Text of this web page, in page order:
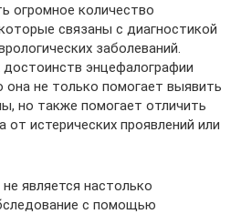
огромное количество
связаны с диагностикой
заболеваний.
энцефалографии
она не только помогает выявить
но также помогает отличить
от истерических проявлений или
является настолько
с помощью